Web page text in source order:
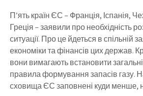
П’ять країн ЄС – Франція, Іспанія,
Греція – заявили про необхідність
ситуації. Про це йдеться в спільній
економіки та фінансів цих держав.
вони вимагають встановити
правила формування запасів газу.
сховища ЄС заповнені куди менше,